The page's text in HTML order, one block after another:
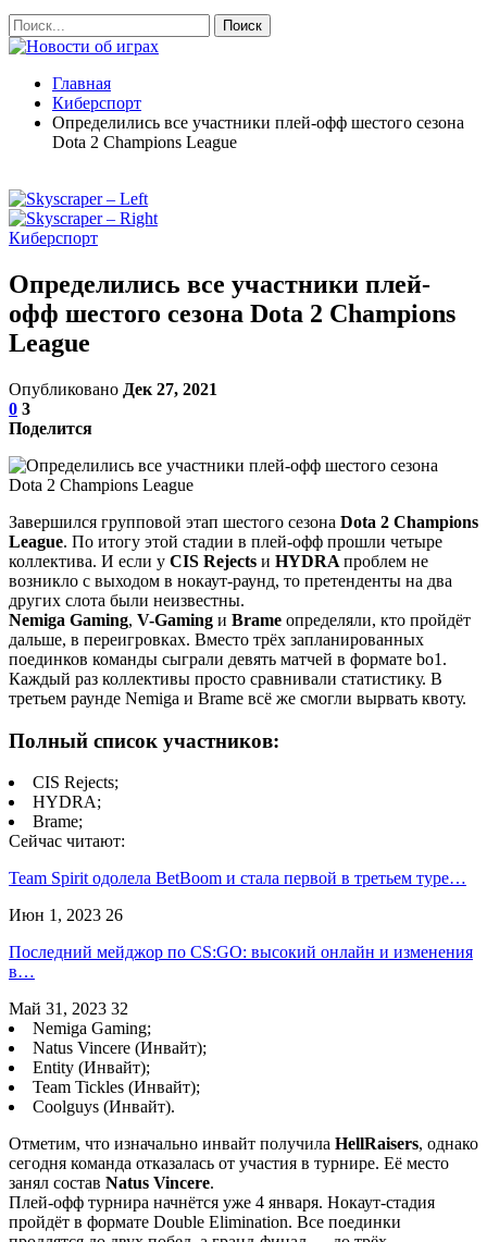
Главная
Киберспорт
Определились все участники плей-офф шестого сезона
Dota 2 Champions League
Киберспорт
Определились все участники плей-
офф шестого сезона Dota 2 Champions
League
Опубликовано Дек 27, 2021
0 3
Поделится
Завершился групповой этап шестого сезона Dota 2 Champions
League. По итогу этой стадии в плей-офф прошли четыре
коллектива. И если у CIS Rejects и HYDRA проблем не
возникло с выходом в нокаут-раунд, то претенденты на два
других слота были неизвестны.
Nemiga Gaming, V-Gaming и Brame определяли, кто пройдёт
дальше, в переигровках. Вместо трёх запланированных
поединков команды сыграли девять матчей в формате bo1.
Каждый раз коллективы просто сравнивали статистику. В
третьем раунде Nemiga и Brame всё же смогли вырвать квоту.
Полный список участников:
CIS Rejects;
HYDRA;
Brame;
Сейчас читают:
Team Spirit одолела BetBoom и стала первой в третьем туре…
Июн 1, 2023 26
Последний мейджор по CS:GO: высокий онлайн и изменения
в…
Май 31, 2023 32
Nemiga Gaming;
Natus Vincere (Инвайт);
Entity (Инвайт);
Team Tickles (Инвайт);
Coolguys (Инвайт).
Отметим, что изначально инвайт получила HellRaisers, однако
сегодня команда отказалась от участия в турнире. Её место
занял состав Natus Vincere.
Плей-офф турнира начнётся уже 4 января. Нокаут-стадия
пройдёт в формате Double Elimination. Все поединки